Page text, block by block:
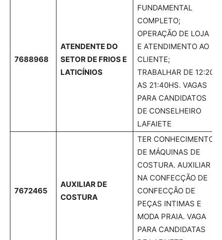
7688968
ATENDENTE DO
SETOR DE FRIOS E
LATICÍNIOS
FUNDAMENTAL
COMPLETO;
OPERAÇÃO DE LOJA
E ATENDIMENTO AO
CLIENTE;
TRABALHAR DE 12:20
AS 21:40HS. VAGAS
PARA CANDIDATOS
DE CONSELHEIRO
LAFAIETE
7672465
AUXILIAR DE
COSTURA
TER CONHECIMENTO
DE MÁQUINAS DE
COSTURA. AUXILIAR
NA CONFECÇÃO DE
CONFECÇÃO DE
PEÇAS INTIMAS E
MODA PRAIA. VAGA
PARA CANDIDATAS